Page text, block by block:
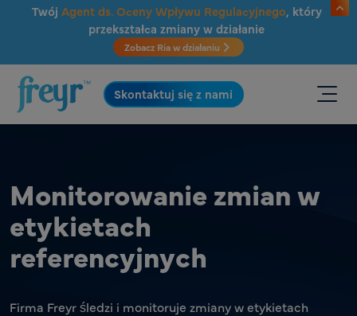
Przejdź do głównej treści
Twój Agent ds. Oceny Wpływu Regulacyjnego, który
przekształca zmiany w działanie
Zobacz Ria w działaniu
.
Skontaktuj się z nami
Monitorowanie zmian w
etykietach
referencyjnych
Firma Freyr śledzi i monitoruje zmiany w etykietach